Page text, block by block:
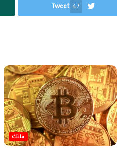
Tweet 47
فنتك